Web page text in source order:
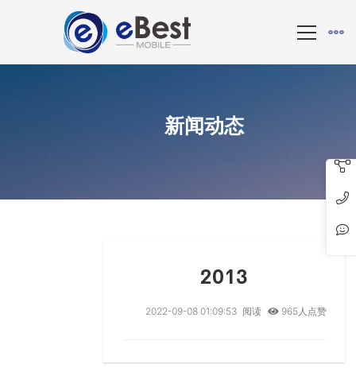
新闻动态
2013
2022-09-08 01:09:53 阅读 965人点赞